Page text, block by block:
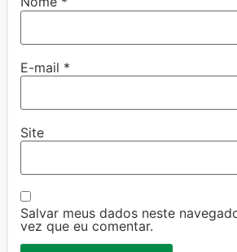
E-mail *
Site
Salvar meus dados neste
vez que eu comentar.